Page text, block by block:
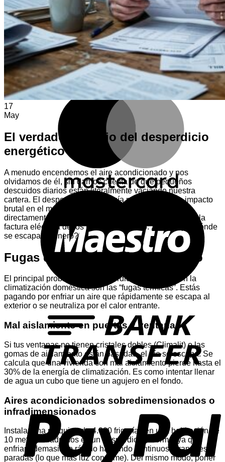
17
May
El verdadero precio del desperdicio
energético
A menudo encendemos el aire acondicionado y nos
olvidamos de él, sin darnos cuenta de que pequeños
descuidos diarios están literalmente vaciando nuestra
cartera. El desperdicio de energía no solo tiene un impacto
brutal en el medio ambiente, sino que se traduce
directamente en decenas (o cientos) de euros extra en la
factura eléctrica de los meses de verano. ¿Sabes por dónde
se escapa tu dinero?
Fugas de frío: El ladrón silencioso
El principal problema del desperdicio de energía en la
climatización doméstica son las “fugas térmicas”. Estás
pagando por enfriar un aire que rápidamente se escapa al
exterior o se neutraliza por el calor entrante.
Mal aislamiento en puertas y ventanas
Si tus ventanas no tienen cristales dobles (Climalit) o las
gomas de aislamiento están pasadas, el frío se escapa. Se
calcula que una vivienda con mal aislamiento pierde hasta el
30% de la energía de climatización. Es como intentar llenar
de agua un cubo que tiene un agujero en el fondo.
Aires acondicionados sobredimensionados o
infradimensionados
Instalar una máquina de 4.000 frigorías en una habitación de
10 metros cuadrados es un desperdicio enorme, ya que
enfriará demasiado rápido haciendo continuos arranques y
paradas (lo que más luz consume). Del mismo modo, poner